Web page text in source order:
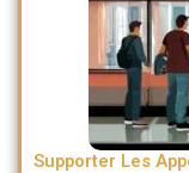
Supporter Les